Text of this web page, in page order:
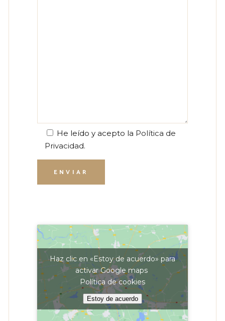
He leído y acepto la Política de
Privacidad.
ENVIAR
Haz clic en «Estoy de acuerdo» para
activar Google maps
Política de cookies
Estoy de acuerdo